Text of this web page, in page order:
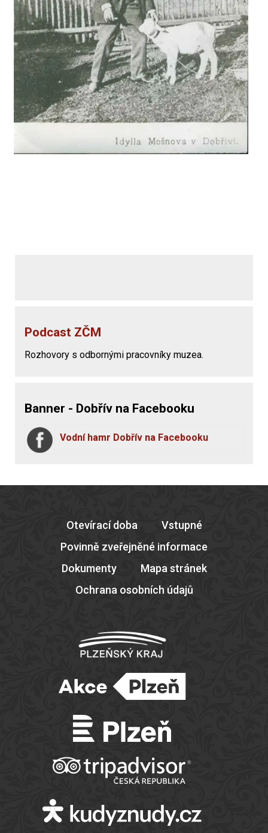
Podcast ZČM
Rozhovory s odbornými pracovníky muzea.
Banner - Dobřív na Facebooku
Vodní hamr Dobřív na Facebooku
Otevírací doba
Vstupné
Povinně zveřejněné informace
Dokumenty
Mapa stránek
Ochrana osobních údajů